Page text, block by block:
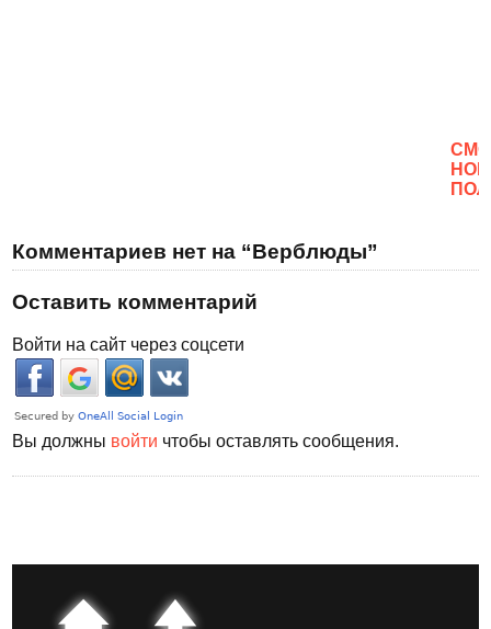
Комментариев нет на “Верблюды”
Оставить комментарий
Войти на сайт через соцсети
Вы должны войти чтобы оставлять сообщения.